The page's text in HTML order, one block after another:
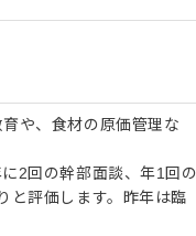
や、食材の原価管理な
2回の幹部面談、年1回の
と評価します。昨年は臨